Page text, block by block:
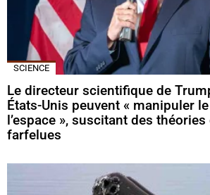
SCIENCE
Le directeur scientifique de
États-Unis peuvent « manipuler
l’espace », suscitant des
farfelues